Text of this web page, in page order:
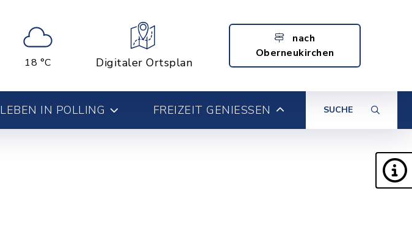
18 °C Digitaler Ortsplan
nach
Oberneukirchen
LEBEN IN POLLING FREIZEIT GENIESSEN SUCHE